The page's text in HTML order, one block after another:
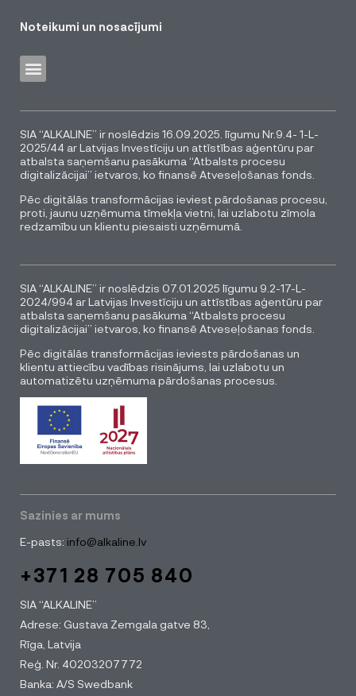
Noteikumi un nosacījumi
SIA “ALKALINE” ir noslēdzis 16.09.2025. līgumu Nr.9.4- 1-L-
2025/44 ar Latvijas Investīciju un attīstības aģentūru par
atbalsta saņemšanu pasākuma “Atbalsts procesu
digitalizācijai” ietvaros, ko finansē Atveseļošanas fonds.
Pēc digitālās transformācijas ieviest pārdošanas procesu,
proti, jaunu uzņēmuma tīmekļa vietni, lai uzlabotu zīmola
redzamību un klientu piesaisti uzņēmumā.
SIA “ALKALINE” ir noslēdzis 07.01.2025 līgumu 9.2-17-L-
2024/994 ar Latvijas Investīciju un attīstības aģentūru par
atbalsta saņemšanu pasākuma “Atbalsts procesu
digitalizācijai” ietvaros, ko finansē Atveseļošanas fonds.
Pēc digitālās transformācijas ieviests pārdošanas un
klientu attiecību vadības risinājums, lai uzlabotu un
automatizētu uzņēmuma pārdošanas procesus.
Sazinies ar mums
E-pasts: info@alkaline.lv
+371 28 705 840
SIA “ALKALINE”
Adrese: Gustava Zemgala gatve 83,
Rīga, Latvija
Reģ. Nr. 40203207772
Banka: A/S Swedbank